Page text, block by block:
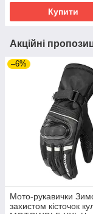
Купити
Акційні
–6%
Мото-рукавички
захистом кісточок